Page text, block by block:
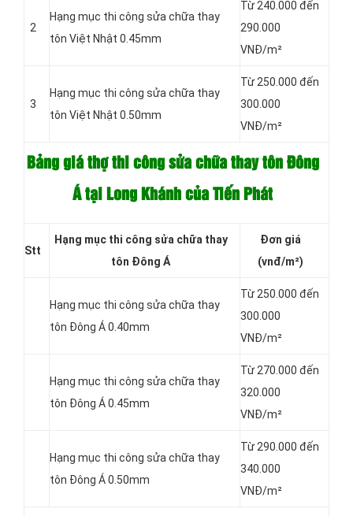
2
Hạng mục thi công sửa chữa thay
tôn Việt Nhật 0.45mm
Từ 240.000 đến
290.000
VNĐ/m²
3
Hạng mục thi công sửa chữa thay
tôn Việt Nhật 0.50mm
Từ 250.000 đến
300.000
VNĐ/m²
Bảng giá thợ thi công sửa chữa thay tôn Đông
Á tại Long Khánh của Tiến Phát
Stt
Hạng mục thi công sửa chữa thay
tôn Đông Á
Đơn giá
(vnđ/m²)
Hạng mục thi công sửa chữa thay
tôn Đông Á 0.40mm
Từ 250.000 đến
300.000
VNĐ/m²
Hạng mục thi công sửa chữa thay
tôn Đông Á 0.45mm
Từ 270.000 đến
320.000
VNĐ/m²
Hạng mục thi công sửa chữa thay
tôn Đông Á 0.50mm
Từ 290.000 đến
340.000
VNĐ/m²